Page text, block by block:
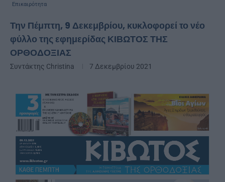
Επικαιρότητα
Την Πέμπτη, 9 Δεκεμβρίου, κυκλοφορεί το νέο
φύλλο της εφημερίδας ΚΙΒΩΤΟΣ ΤΗΣ
ΟΡΘΟΔΟΞΙΑΣ
Συντάκτης Christina 7 Δεκεμβρίου 2021